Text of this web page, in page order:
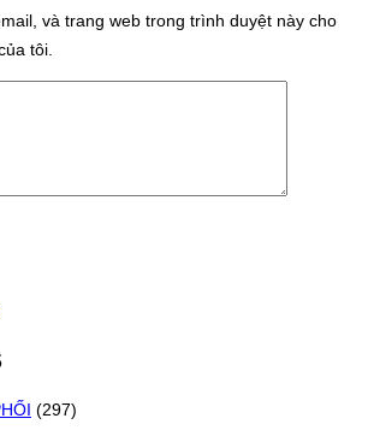
và trang web trong trình duyệt này cho
tôi.
(297)